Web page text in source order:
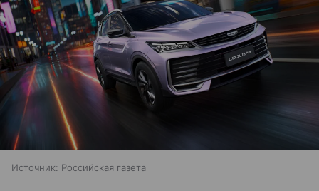
Источник: Российская газета